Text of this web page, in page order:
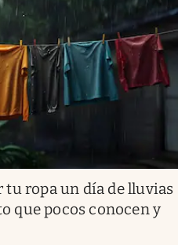
tu ropa un día de lluvias
que pocos conocen y